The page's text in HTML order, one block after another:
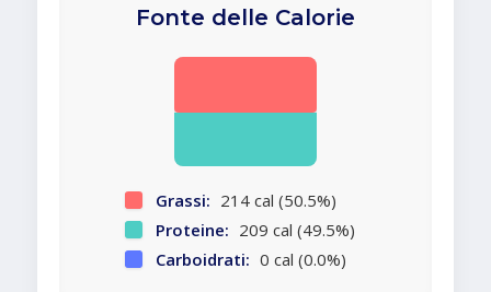
Fonte delle Calorie
Grassi: 214 cal (50.5%)
Proteine: 209 cal (49.5%)
Carboidrati: 0 cal (0.0%)